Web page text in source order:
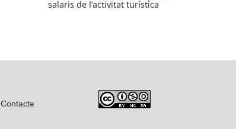
salaris de l’activitat turística
Contacte